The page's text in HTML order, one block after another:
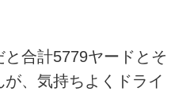
合計5779ヤードとそ
、気持ちよくドライ